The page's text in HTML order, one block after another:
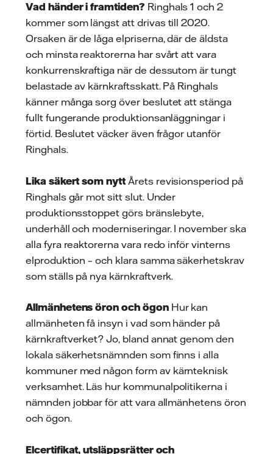
Vad händer i framtiden?Ringhals 1 och 2
kommer som längst att drivas till 2020.
Orsaken är de låga elpriserna, där de äldsta
och minsta reaktorerna har svårt att vara
konkurrenskraftiga när de dessutom är tungt
belastade av kärnkraftsskatt. På Ringhals
känner många sorg över beslutet att stänga
fullt fungerande produktionsanläggningar i
förtid. Beslutet väcker även frågor utanför
Ringhals.
Lika säkert som nytt Årets revisionsperiod på
Ringhals går mot sitt slut. Under
produktionsstoppet görs bränslebyte,
underhåll och moderniseringar. I november ska
alla fyra reaktorerna vara redo inför vinterns
elproduktion – och klara samma säkerhetskrav
som ställs på nya kärnkraftverk.
Allmänhetens öron och ögonHur kan
allmänheten få insyn i vad som händer på
kärnkraftverket? Jo, bland annat genom den
lokala säkerhetsnämnden som finns i alla
kommuner med någon form av kärnteknisk
verksamhet. Läs hur kommunalpolitikerna i
nämnden jobbar för att vara allmänhetens öron
och ögon.
Elcertifikat, utsläppsrätter och